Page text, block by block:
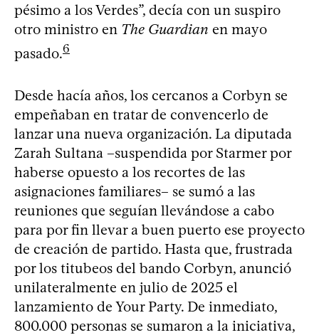
pésimo a los Verdes”, decía con un suspiro
otro ministro en The Guardian en mayo
pasado.6
Desde hacía años, los cercanos a Corbyn se
empeñaban en tratar de convencerlo de
lanzar una nueva organización. La diputada
Zarah Sultana –suspendida por Starmer por
haberse opuesto a los recortes de las
asignaciones familiares– se sumó a las
reuniones que seguían llevándose a cabo
para por fin llevar a buen puerto ese proyecto
de creación de partido. Hasta que, frustrada
por los titubeos del bando Corbyn, anunció
unilateralmente en julio de 2025 el
lanzamiento de Your Party. De inmediato,
800.000 personas se sumaron a la iniciativa,